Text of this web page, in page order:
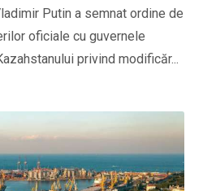
Putin a semnat ordine de
oficiale cu guvernele
privind modificăr...